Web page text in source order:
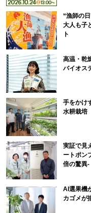
“漁師の
大人も子
ト
高温・乾
バイオス
手をかけ
水耕栽培
実証で見
ートポン
倍の驚異-
AI選果機
カゴメが